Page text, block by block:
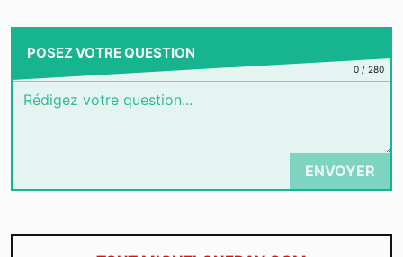
POSEZ VOTRE QUESTION
0/ 280
ENVOYER